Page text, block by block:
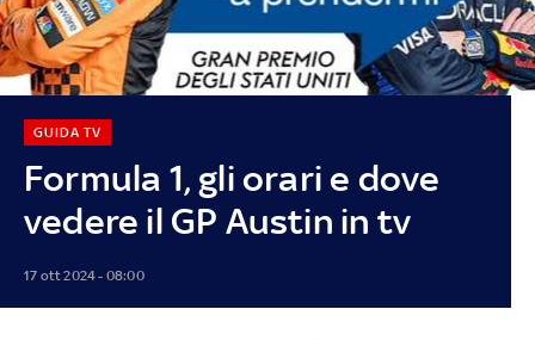
Formula 1, gli orari e dove
vedere il GP Austin in tv
GUIDA TV
17 ott 2024 - 08:00